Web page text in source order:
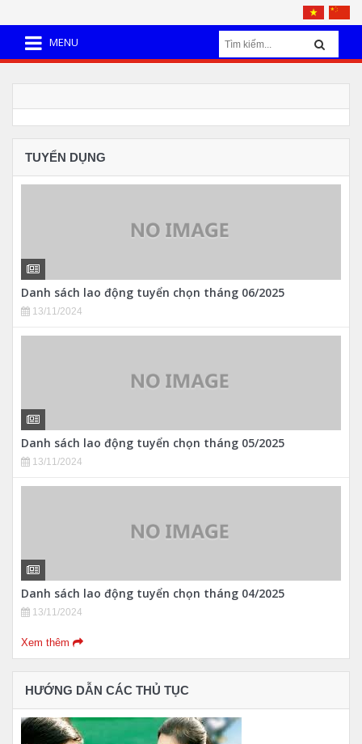
MENU
TUYỂN DỤNG
Danh sách lao động tuyển chọn tháng 06/2025
13/11/2024
Danh sách lao động tuyển chọn tháng 05/2025
13/11/2024
Danh sách lao động tuyển chọn tháng 04/2025
13/11/2024
Xem thêm
HƯỚNG DẪN CÁC THỦ TỤC